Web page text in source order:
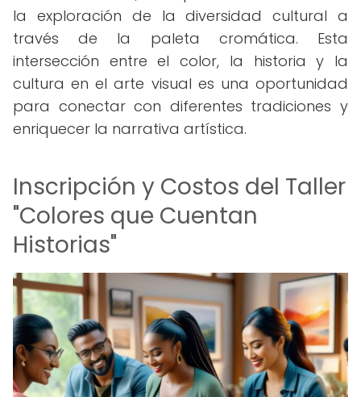
la exploración de la diversidad cultural a
través de la paleta cromática. Esta
intersección entre el color, la historia y la
cultura en el arte visual es una oportunidad
para conectar con diferentes tradiciones y
enriquecer la narrativa artística.
Inscripción y Costos del Taller
"Colores que Cuentan
Historias"